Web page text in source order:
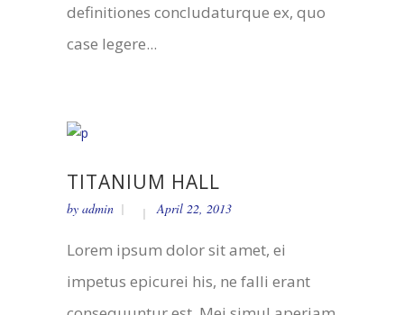
definitiones concludaturque ex, quo
case legere...
TITANIUM HALL
by admin April 22, 2013
Lorem ipsum dolor sit amet, ei
impetus epicurei his, ne falli erant